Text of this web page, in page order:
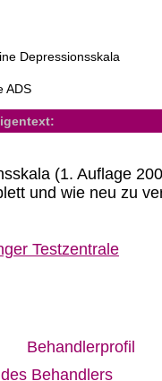
Depressionsskala
ADS
(1. Auflage
und wie neu zu
Testzentrale
Behandlerprofil
Behandlers